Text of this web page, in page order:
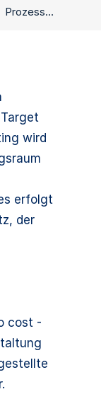
wird
erfolgt
der
cost -
Prozessorientiertes Design to cost - Ein bewährter Ansatz zur Gestaltung optimaler Produktkosten